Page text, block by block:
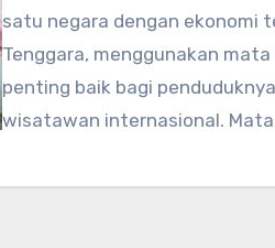
satu negara dengan ekonomi
Tenggara, menggunakan
penting baik bagi
wisatawan internasional.